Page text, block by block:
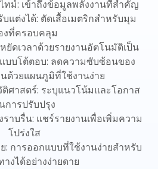
ทม์: เข้าถึงข้อมูลพลังงานที่สำคัญ
ต่งได้: ตัดเสื้อเมตริกสำหรับมุม
งที่ครอบคลุม
ยัดเวลาด้วยรายงานอัตโนมัติเป็น
บบโต้ตอบ: ลดความซับซ้อนของ
วยแผนภูมิที่ใช้งานง่าย
ติศาสตร์: ระบุแนวโน้มและโอกาส
การปรับปรุง
าบรื่น: แชร์รายงานเพื่อเพิ่มความ
โปร่งใส
: การออกแบบที่ใช้งานง่ายสำหรับ
งได้อย่างง่ายดาย